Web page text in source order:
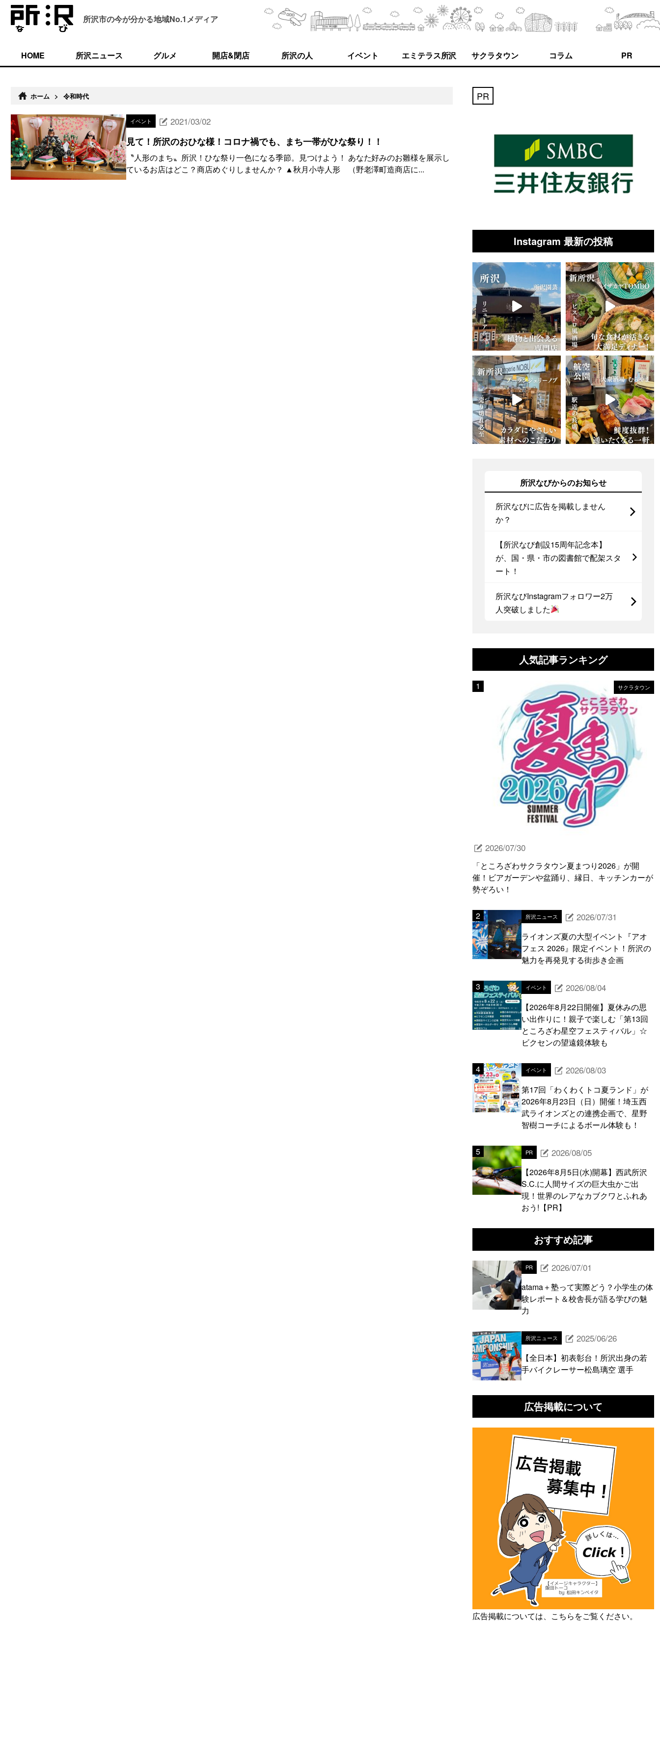
所沢市の今が分かる地域No.1メディア
HOME 所沢ニュース グルメ 開店&閉店 所沢の人 イベント エミテラス所沢 サクラタウン コラム PR
ホーム > 令和時代
イベント 2021/03/02
見て！所沢のおひな様！コロナ禍でも、まち一帯がひな祭り！！
〝人形のまち〟所沢！ひな祭り一色になる季節。見つけよう！ あなた好みのお雛様を展示し
ているお店はどこ？商店めぐりしませんか？ ▲秋月小寺人形 （野老澤町造商店に...
PR
Instagram 最新の投稿
所沢なびからのお知らせ
所沢なびに広告を掲載しません
か？
【所沢なび創設15周年記念本】
が、国・県・市の図書館で配架スタ
ート！
所沢なびInstagramフォロワー2万
人突破しました
人気記事ランキング
サクラタウン
2026/07/30
「ところざわサクラタウン夏まつり2026」が開
催！ビアガーデンや盆踊り、縁日、キッチンカーが
勢ぞろい！
所沢ニュース 2026/07/31
ライオンズ夏の大型イベント『アオ
フェス 2026』限定イベント！所沢の
魅力を再発見する街歩き企画
イベント 2026/08/04
【2026年8月22日開催】夏休みの思
い出作りに！親子で楽しむ「第13回
ところざわ星空フェスティバル」☆
ビクセンの望遠鏡体験も
イベント 2026/08/03
第17回「わくわくトコ夏ランド」が
2026年8月23日（日）開催！埼玉西
武ライオンズとの連携企画で、星野
智樹コーチによるボール体験も！
PR 2026/08/05
【2026年8月5日(水)開幕】西武所沢
S.C.に人間サイズの巨大虫かご出
現！世界のレアなカブクワとふれあ
おう!【PR】
おすすめ記事
PR 2026/07/01
atama＋塾って実際どう？小学生の体
験レポート＆校舎長が語る学びの魅
力
所沢ニュース 2025/06/26
【全日本】初表彰台！所沢出身の若
手バイクレーサー松島璃空 選手
広告掲載について
広告掲載については、こちらをご覧ください。